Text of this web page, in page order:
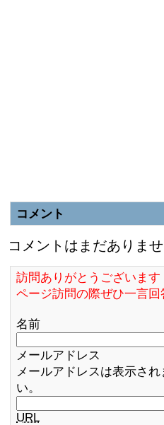
コメント
コメントはまだありませ
訪問ありがとうございます
ページ訪問の際ぜひ一言
名前
メールアドレス
メールアドレスは表示さ
い。
URL